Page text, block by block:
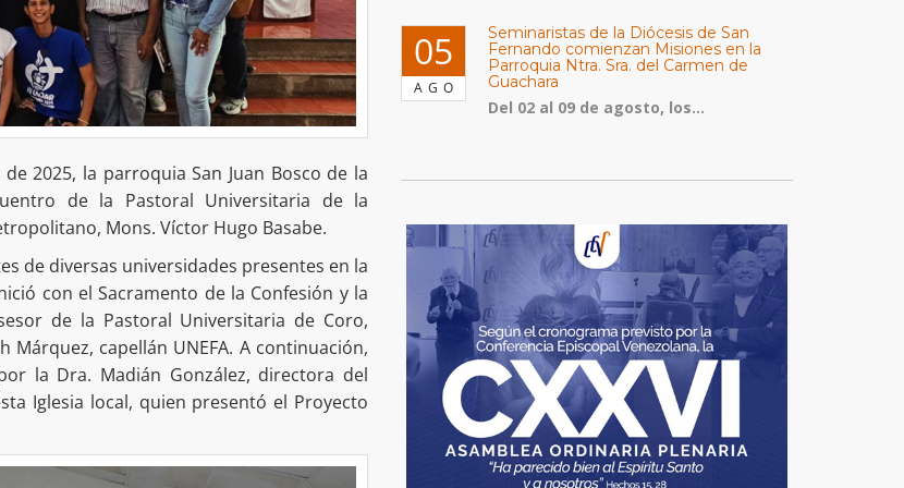
2025, la parroquia San Juan Bosco de la
de la Pastoral Universitaria de la
Mons. Víctor Hugo Basabe.
de diversas universidades presentes en la
con el Sacramento de la Confesión y la
de la Pastoral Universitaria de Coro,
capellán UNEFA. A continuación,
la Dra. Madián González, directora del
Iglesia local, quien presentó el Proyecto
05
AGO
Seminaristas de la Diócesis de San
Fernando comienzan Misiones en la
Parroquia Ntra. Sra. del Carmen de
Guachara
Del 02 al 09 de agosto, los...